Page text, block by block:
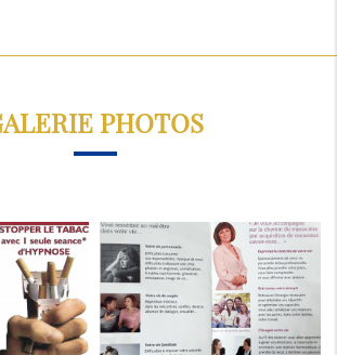
PHOTOS